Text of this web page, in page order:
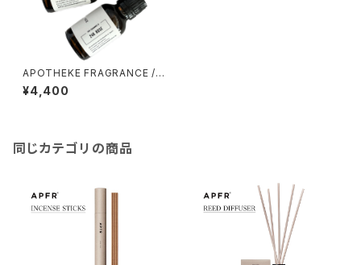
APOTHEKE FRAGRANCE /
フレグランスオイル
¥4,400
同じカテゴリの商品